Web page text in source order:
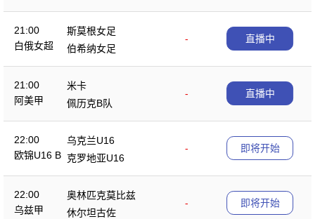
21:00
白俄女超
斯莫根女足
-
伯希纳女足
直播中
21:00
阿美甲
米卡
-
佩历克B队
直播中
22:00
欧锦U16 B
乌克兰U16
-
克罗地亚U16
即将开始
22:00
乌兹甲
奥林匹克莫比兹
-
休尔坦古佐
即将开始